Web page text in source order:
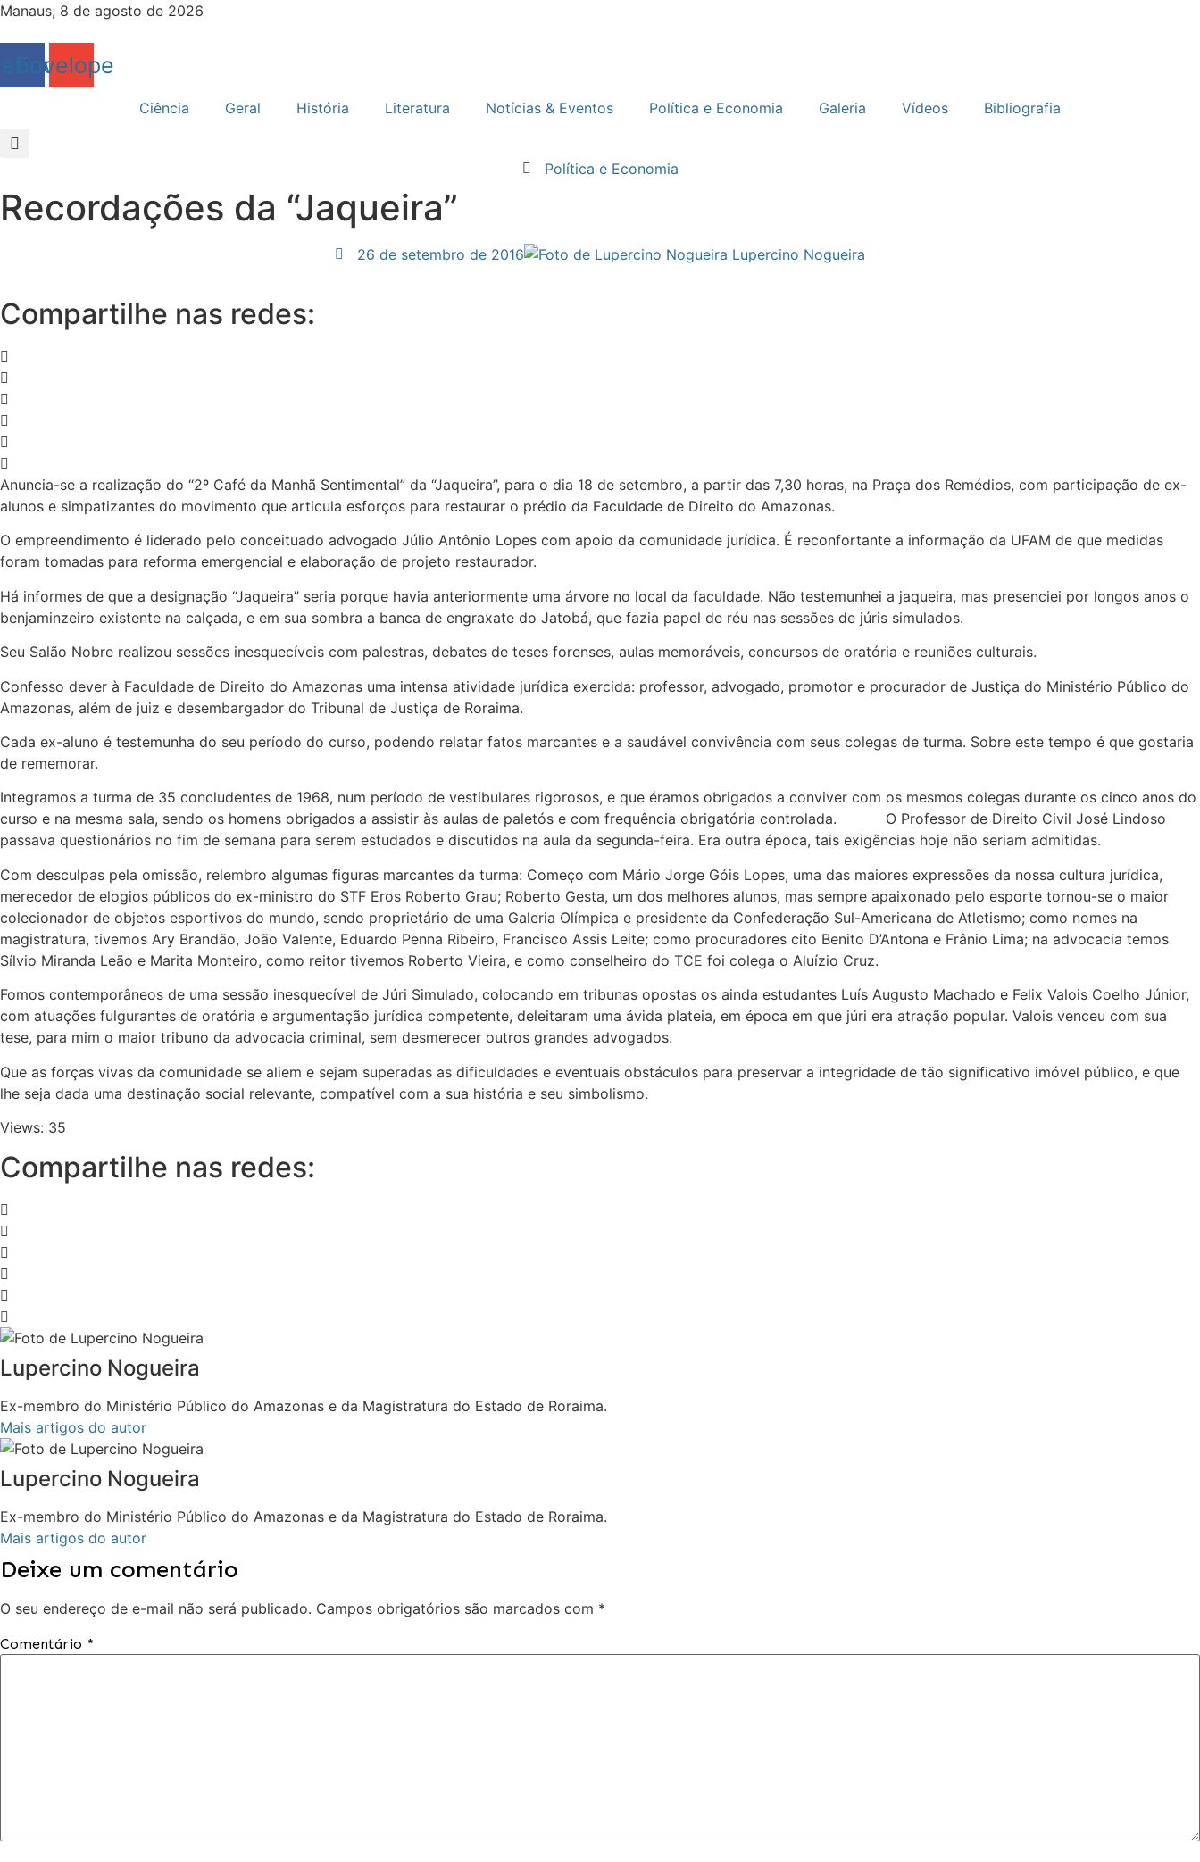
Ir
conteúdo
Manaus, 8 de agosto de 2026
Envelope
Ciência Geral História Literatura Notícias & Eventos Política e Economia Galeria Vídeos Bibliografia
Política e Economia
Recordações da “Jaqueira”
26 de setembro de 2016 Lupercino Nogueira
Compartilhe nas redes:
Anuncia-se a realização do “2º Café da Manhã Sentimental” da “Jaqueira”, para o dia 18 de setembro, a partir das 7,30 horas, na Praça dos Remédios, com participação de ex-
alunos e simpatizantes do movimento que articula esforços para restaurar o prédio da Faculdade de Direito do Amazonas.
O empreendimento é liderado pelo conceituado advogado Júlio Antônio Lopes com apoio da comunidade jurídica. É reconfortante a informação da UFAM de que medidas
foram tomadas para reforma emergencial e elaboração de projeto restaurador.
Há informes de que a designação “Jaqueira” seria porque havia anteriormente uma árvore no local da faculdade. Não testemunhei a jaqueira, mas presenciei por longos anos o
benjaminzeiro existente na calçada, e em sua sombra a banca de engraxate do Jatobá, que fazia papel de réu nas sessões de júris simulados.
Seu Salão Nobre realizou sessões inesquecíveis com palestras, debates de teses forenses, aulas memoráveis, concursos de oratória e reuniões culturais.
Confesso dever à Faculdade de Direito do Amazonas uma intensa atividade jurídica exercida: professor, advogado, promotor e procurador de Justiça do Ministério Público do
Amazonas, além de juiz e desembargador do Tribunal de Justiça de Roraima.
Cada ex-aluno é testemunha do seu período do curso, podendo relatar fatos marcantes e a saudável convivência com seus colegas de turma. Sobre este tempo é que gostaria
de rememorar.
Integramos a turma de 35 concludentes de 1968, num período de vestibulares rigorosos, e que éramos obrigados a conviver com os mesmos colegas durante os cinco anos do
curso e na mesma sala, sendo os homens obrigados a assistir às aulas de paletós e com frequência obrigatória controlada. O Professor de Direito Civil José Lindoso
passava questionários no fim de semana para serem estudados e discutidos na aula da segunda-feira. Era outra época, tais exigências hoje não seriam admitidas.
Com desculpas pela omissão, relembro algumas figuras marcantes da turma: Começo com Mário Jorge Góis Lopes, uma das maiores expressões da nossa cultura jurídica,
merecedor de elogios públicos do ex-ministro do STF Eros Roberto Grau; Roberto Gesta, um dos melhores alunos, mas sempre apaixonado pelo esporte tornou-se o maior
colecionador de objetos esportivos do mundo, sendo proprietário de uma Galeria Olímpica e presidente da Confederação Sul-Americana de Atletismo; como nomes na
magistratura, tivemos Ary Brandão, João Valente, Eduardo Penna Ribeiro, Francisco Assis Leite; como procuradores cito Benito D’Antona e Frânio Lima; na advocacia temos
Sílvio Miranda Leão e Marita Monteiro, como reitor tivemos Roberto Vieira, e como conselheiro do TCE foi colega o Aluízio Cruz.
Fomos contemporâneos de uma sessão inesquecível de Júri Simulado, colocando em tribunas opostas os ainda estudantes Luís Augusto Machado e Felix Valois Coelho Júnior,
com atuações fulgurantes de oratória e argumentação jurídica competente, deleitaram uma ávida plateia, em época em que júri era atração popular. Valois venceu com sua
tese, para mim o maior tribuno da advocacia criminal, sem desmerecer outros grandes advogados.
Que as forças vivas da comunidade se aliem e sejam superadas as dificuldades e eventuais obstáculos para preservar a integridade de tão significativo imóvel público, e que
lhe seja dada uma destinação social relevante, compatível com a sua história e seu simbolismo.
Views: 35
Compartilhe nas redes:
Lupercino Nogueira
Ex-membro do Ministério Público do Amazonas e da Magistratura do Estado de Roraima.
Mais artigos do autor
Lupercino Nogueira
Ex-membro do Ministério Público do Amazonas e da Magistratura do Estado de Roraima.
Mais artigos do autor
Deixe um comentário
O seu endereço de e-mail não será publicado. Campos obrigatórios são marcados com *
Comentário *